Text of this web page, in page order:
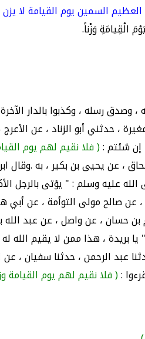
العظيم السمين يوم القيامة لا
الْقِيامَةِ وَزْناً.
وصدق رسله ، وكذبوا بالدار
، حدثني أبو الزناد ، عن
إن شئتم :( فلا نقيم لهم يوم
عن يحيى بن بكير ، به .وقال ابن
عليه وسلم : " يؤتى بالرجل
عن صالح مولى التوأمة ، عن
حسان ، عن واصل ، عن عبد الله
، هذا ممن لا يقيم الله له
عبد الرحمن ، حدثنا
:( فلا نقيم لهم يوم القيامة